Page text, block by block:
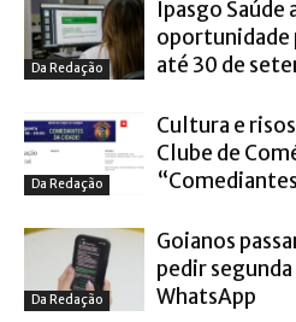
Da Redação
Ipasgo Saúde
oportunidade
até 30 de
Da Redação
Cultura e
Clube de
Da Redação
Goianos
pedir
WhatsApp